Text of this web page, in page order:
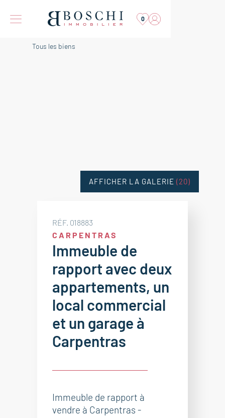
0
Tous les biens
RÉF. 018883
CARPENTRAS
Immeuble de
rapport avec deux
appartements, un
local commercial
et un garage à
Carpentras
Immeuble de rapport à
vendre à Carpentras -
AFFICHER LA GALERIE (20)